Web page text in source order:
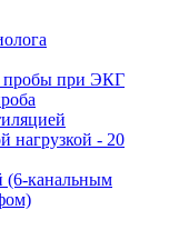
пробы при ЭКГ
нагрузкой - 20
(6-канальным